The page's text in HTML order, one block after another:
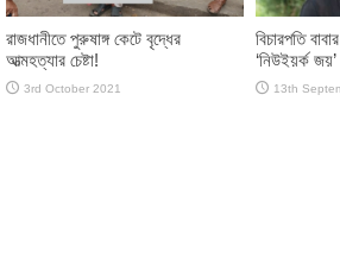
রাজধানীতে পুরুষাঙ্গ কেটে বৃদ্ধের
আত্মহত্যার চেষ্টা!
3rd October 2021
বিচারপতি
‘নিউইয়র্ক জয়’
13th